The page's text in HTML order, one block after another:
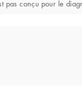
conçu pour le